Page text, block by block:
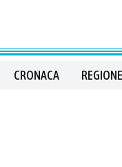
CRONACA REGIONE